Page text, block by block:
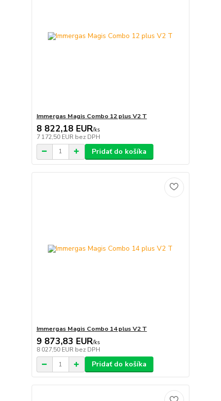
Immergas Magis Combo 12 plus V2 T
8 822,18 EUR/ks
7 172,50 EUR bez DPH
Pridať do košíka
Immergas Magis Combo 14 plus V2 T
9 873,83 EUR/ks
8 027,50 EUR bez DPH
Pridať do košíka